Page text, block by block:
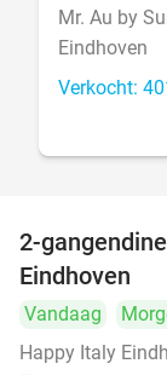
Mr. Au by
Eindhoven
Verkocht:
2-
Eindhoven
Vandaag
Happy Italy